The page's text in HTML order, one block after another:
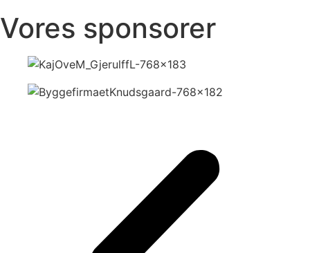
Vores sponsorer